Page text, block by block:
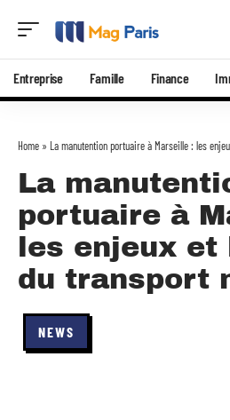
Entreprise Famille Finance
Home » La manutention portuaire à Marseille : les
La
portuaire à
les enjeux et
du transport
NEWS